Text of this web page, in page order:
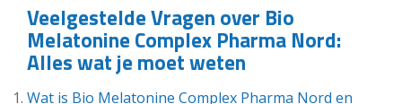
Veelgestelde Vragen over Bio
Melatonine Complex Pharma Nord:
Alles wat je moet weten
Wat is Bio Melatonine Complex Pharma Nord en